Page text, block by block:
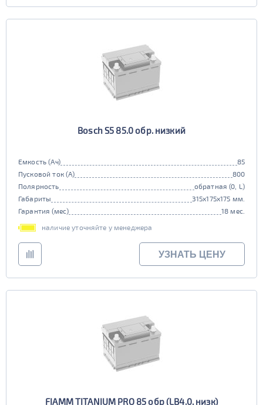
Bosch S5 85.0 обр. низкий
Емкость (Ач)
85
Пусковой ток (А)
800
Полярность
обратная (0, L)
Габариты
315x175x175 мм.
Гарантия (мес)
18 мес.
наличие уточняйте у менеджера
УЗНАТЬ ЦЕНУ
FIAMM TITANIUM PRO 85 обр (LB4.0, низк)